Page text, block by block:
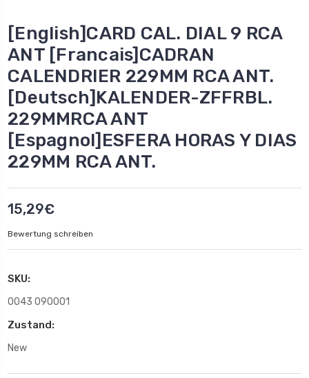
[English]CARD CAL. DIAL 9 RCA
ANT [Francais]CADRAN
CALENDRIER 229MM RCA ANT.
[Deutsch]KALENDER-ZFFRBL.
229MMRCA ANT
[Espagnol]ESFERA HORAS Y DIAS
229MM RCA ANT.
15,29€
Bewertung schreiben
SKU:
0043 090001
Zustand:
New